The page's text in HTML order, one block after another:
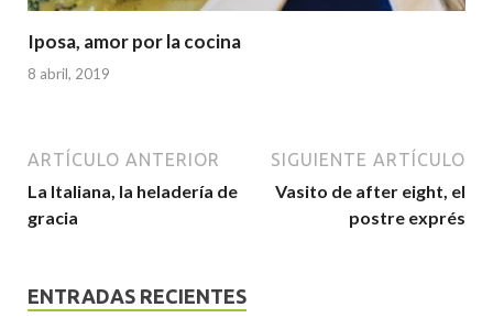
Iposa, amor por la cocina
8 abril, 2019
ARTÍCULO ANTERIOR
La Italiana, la heladería de
gracia
SIGUIENTE ARTÍCULO
Vasito de after eight, el
postre exprés
ENTRADAS RECIENTES